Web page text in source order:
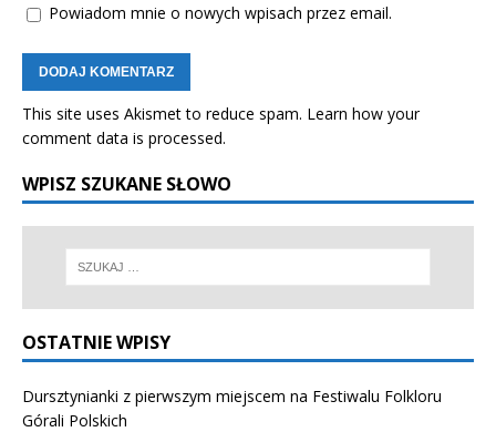
Powiadom mnie o nowych wpisach przez email.
This site uses Akismet to reduce spam. Learn how your
comment data is processed.
WPISZ SZUKANE SŁOWO
OSTATNIE WPISY
Dursztynianki z pierwszym miejscem na Festiwalu Folkloru
Górali Polskich